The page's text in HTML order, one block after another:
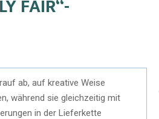
FAIR“-
ab, auf kreative Weise
während sie gleichzeitig mit
in der Lieferkette